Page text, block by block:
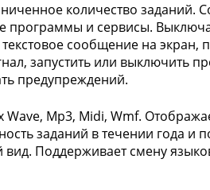
количество заданий.
программы и сервисы.
сообщение на экран,
запустить или выключить
предупреждений.
Mp3, Midi, Wmf.
заданий в течении года и
Поддерживает смену